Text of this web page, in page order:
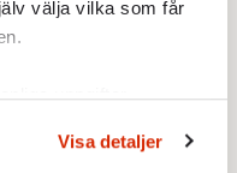
välja vilka som får
uppgifter
samtycke när som
Visa detaljer
och att gästerna